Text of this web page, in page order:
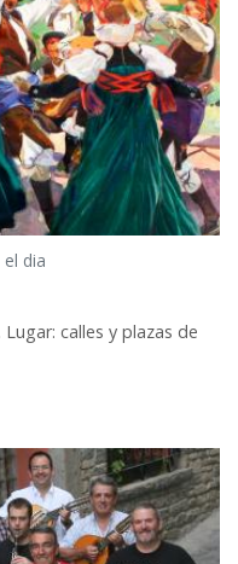
dia
calles y plazas de